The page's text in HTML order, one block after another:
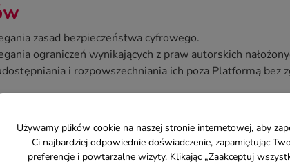
zasad bezpieczeństwa cyfrowego.
ograniczeń wynikających z praw autorskich
i rozpowszechniania ich poza Platformą bez
Uczestników, a także udostępnianie własnego Konta
Używamy plików cookie na naszej stronie internetowej, aby
Ci najbardziej odpowiednie doświadczenie, zapamiętując
preferencje i powtarzalne wizyty. Klikając „Zaakceptuj